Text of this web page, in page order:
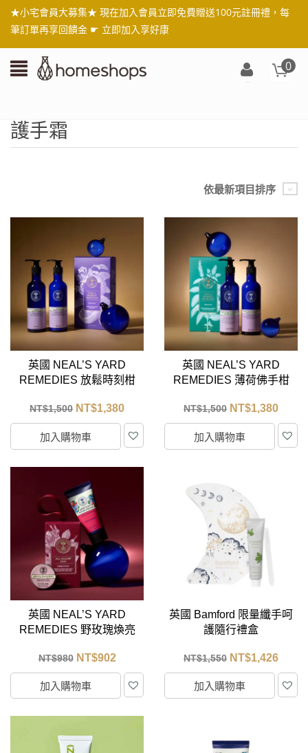
★小宅會員大募集★ 現在加入會員立即免費贈送100元註冊禮，每
筆訂單再享回饋金 ☛ 立即加入享好康
0
護手霜
依最新項目排序
英國 NEAL’S YARD
REMEDIES 放鬆時刻柑
NT$1,500 NT$1,380
加入購物車
英國 NEAL’S YARD
REMEDIES 薄荷佛手柑
NT$1,500 NT$1,380
加入購物車
英國 NEAL’S YARD
REMEDIES 野玫瑰煥亮
NT$980 NT$902
加入購物車
英國 Bamford 限量纖手呵
護隨行禮盒
NT$1,550 NT$1,426
加入購物車